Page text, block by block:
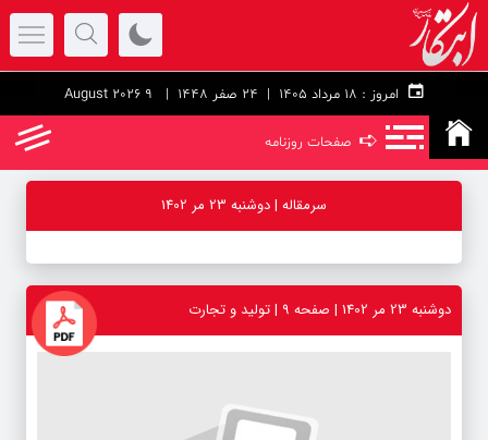
امروز : 24 صفر 1448 | 9 August 2026
➪ صفحات روزنامه
سرمقاله | دوشنبه 23 مر 1402
دوشنبه 23 مر 1402 | صفحه ۹ | تولید و تجارت